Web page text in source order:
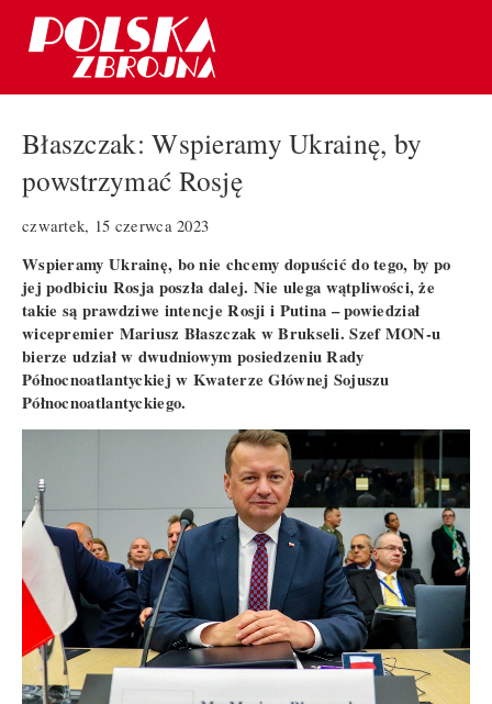
Błaszczak: Wspieramy Ukrainę, by
powstrzymać Rosję
czwartek, 15 czerwca 2023
Wspieramy Ukrainę, bo nie chcemy dopuścić do tego, by po
jej podbiciu Rosja poszła dalej. Nie ulega wątpliwości, że
takie są prawdziwe intencje Rosji i Putina – powiedział
wicepremier Mariusz Błaszczak w Brukseli. Szef MON-u
bierze udział w dwudniowym posiedzeniu Rady
Północnoatlantyckiej w Kwaterze Głównej Sojuszu
Północnoatlantyckiego.